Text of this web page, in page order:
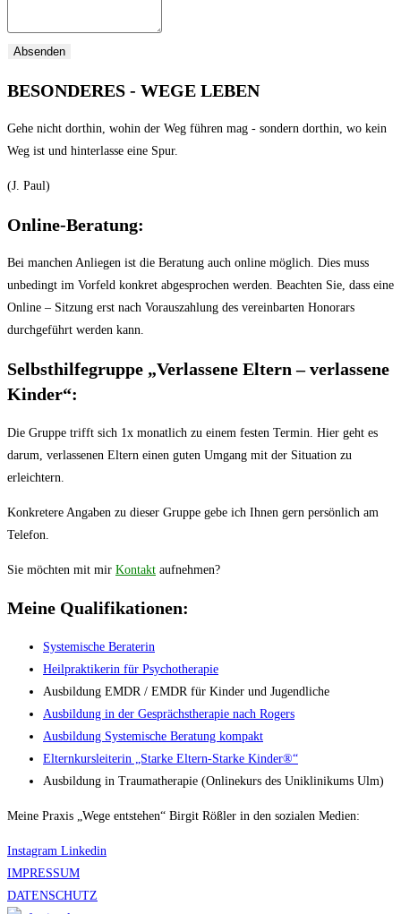
Absenden
BESONDERES - WEGE LEBEN
Gehe nicht dorthin, wohin der Weg führen mag - sondern dorthin, wo kein
Weg ist und hinterlasse eine Spur.
(J. Paul)
Online-Beratung:
Bei manchen Anliegen ist die Beratung auch online möglich. Dies muss
unbedingt im Vorfeld konkret abgesprochen werden. Beachten Sie, dass eine
Online – Sitzung erst nach Vorauszahlung des vereinbarten Honorars
durchgeführt werden kann.
Selbsthilfegruppe „Verlassene Eltern – verlassene
Kinder“:
Die Gruppe trifft sich 1x monatlich zu einem festen Termin. Hier geht es
darum, verlassenen Eltern einen guten Umgang mit der Situation zu
erleichtern.
Konkretere Angaben zu dieser Gruppe gebe ich Ihnen gern persönlich am
Telefon.
Sie möchten mit mir Kontakt aufnehmen?
Meine Qualifikationen:
Systemische Beraterin
Heilpraktikerin für Psychotherapie
Ausbildung EMDR / EMDR für Kinder und Jugendliche
Ausbildung in der Gesprächstherapie nach Rogers
Ausbildung Systemische Beratung kompakt
Elternkursleiterin „Starke Eltern-Starke Kinder®“
Ausbildung in Traumatherapie (Onlinekurs des Uniklinikums Ulm)
Meine Praxis „Wege entstehen“ Birgit Rößler in den sozialen Medien:
Instagram Linkedin
IMPRESSUM
DATENSCHUTZ